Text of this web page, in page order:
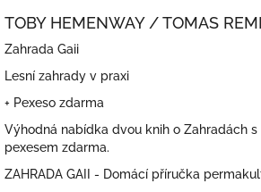
TOBY HEMENWAY / TOMAS
Zahrada Gaii
Lesní zahrady v praxi
+ Pexeso zdarma
Výhodná nabídka dvou knih o Zahradách
pexesem zdarma.
ZAHRADA GAII - Domácí příručka